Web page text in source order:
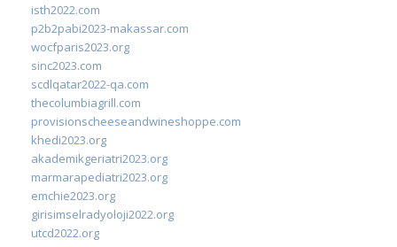
isth2022.com
p2b2pabi2023-makassar.com
wocfparis2023.org
sinc2023.com
scdlqatar2022-qa.com
thecolumbiagrill.com
provisionscheeseandwineshoppe.com
khedi2023.org
akademikgeriatri2023.org
marmarapediatri2023.org
emchie2023.org
girisimselradyoloji2022.org
utcd2022.org